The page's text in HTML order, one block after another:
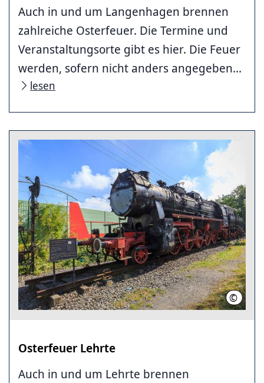
Auch in und um Langenhagen brennen
zahlreiche Osterfeuer. Die Termine und
Veranstaltungsorte gibt es hier. Die Feuer
werden, sofern nicht anders angegeben...
lesen
© HMTG
Osterfeuer Lehrte
Auch in und um Lehrte brennen